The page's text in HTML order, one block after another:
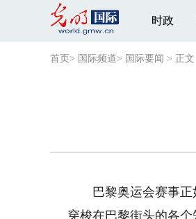
时政
首页 > 国际频道> 国际要闻 > 正文
巴黎奥运会赛事正如
穿梭在巴黎街头的各